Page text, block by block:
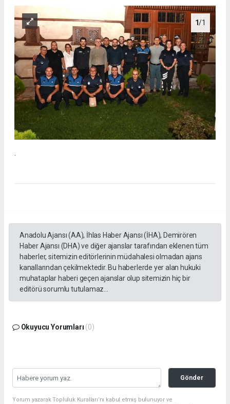
1/1
.
Anadolu Ajansı (AA), İhlas Haber Ajansı (İHA), Demirören
Haber Ajansı (DHA) ve diğer ajanslar tarafından eklenen tüm
haberler, sitemizin editörlerinin müdahalesi olmadan ajans
kanallarından çekilmektedir. Bu haberlerde yer alan hukuki
muhataplar haberi geçen ajanslar olup sitemizin hiç bir
editörü sorumlu tutulamaz...
Okuyucu Yorumları (0)
Gönder
Yorum yazarak Topluluk Kuralları’nı kabul etmiş bulunuyor ve